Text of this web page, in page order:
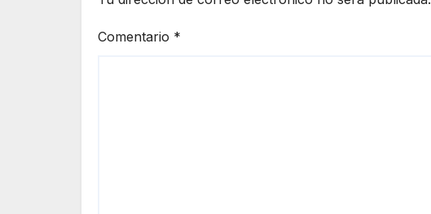
Comentario *